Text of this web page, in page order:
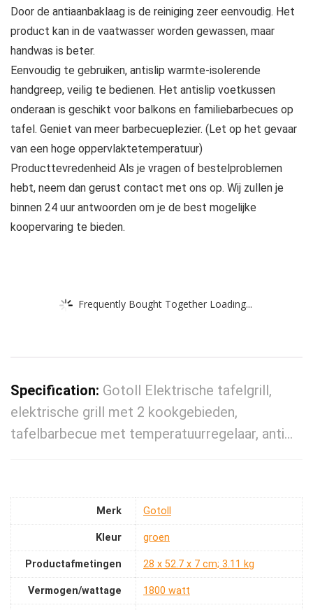
Door de antiaanbaklaag is de reiniging zeer eenvoudig. Het
product kan in de vaatwasser worden gewassen, maar
handwas is beter.
Eenvoudig te gebruiken, antislip warmte-isolerende
handgreep, veilig te bedienen. Het antislip voetkussen
onderaan is geschikt voor balkons en familiebarbecues op
tafel. Geniet van meer barbecueplezier. (Let op het gevaar
van een hoge oppervlaktetemperatuur)
Producttevredenheid Als je vragen of bestelproblemen
hebt, neem dan gerust contact met ons op. Wij zullen je
binnen 24 uur antwoorden om je de best mogelijke
koopervaring te bieden.
Frequently Bought Together Loading...
Specification: Gotoll Elektrische tafelgrill,
elektrische grill met 2 kookgebieden,
tafelbarbecue met temperatuurregelaar, anti…
Merk ‎Gotoll
Kleur ‎groen
Productafmetingen ‎28 x 52.7 x 7 cm; 3.11 kg
Vermogen/wattage ‎1800 watt